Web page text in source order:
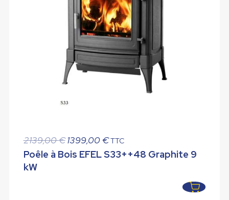
2139,00€ Le
prix
1399,00€Le
prix
TTC
Poêle à Bois EFEL S33++48 Graphite 9
kW